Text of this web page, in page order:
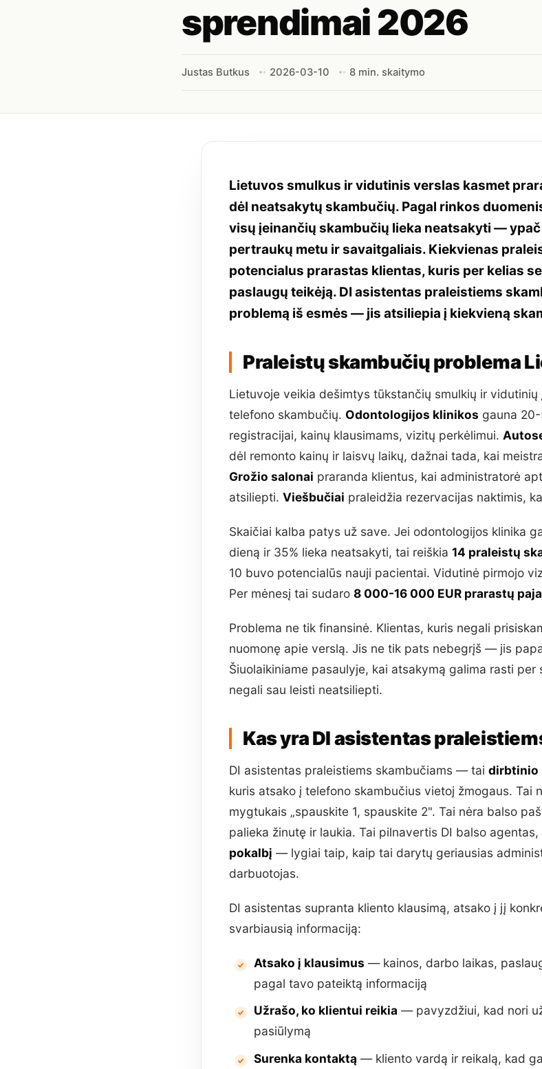
sprendimai 2026
Justas Butkus 2026-03-10 8 min. skaitymo
Lietuvos smulkus ir vidutinis verslas kasmet
dėl neatsakytų skambučių. Pagal rinkos
visų įeinančių skambučių lieka neatsakyti —
pertraukų metu ir savaitgaliais. Kiekvienas
potencialus prarastas klientas, kuris per kelias
paslaugų teikėją. DI asistentas praleistiems
problemą iš esmės — jis atsiliepia į kiekvieną
Praleistų skambučių problema
Lietuvoje veikia dešimtys tūkstančių smulkių ir vidutinių
telefono skambučių. Odontologijos klinikos gauna
registracijai, kainų klausimams, vizitų perkėlimui.
dėl remonto kainų ir laisvų laikų, dažnai tada, kai
Grožio salonai praranda klientus, kai administratorė
atsiliepti. Viešbučiai praleidžia rezervacijas naktimis,
Skaičiai kalba patys už save. Jei odontologijos klinika
dieną ir 35% lieka neatsakyti, tai reiškia 14 praleistų
10 buvo potencialūs nauji pacientai. Vidutinė pirmojo
Per mėnesį tai sudaro 8 000-16 000 EUR prarastų
Problema ne tik finansinė. Klientas, kuris negali
nuomonę apie verslą. Jis ne tik pats nebegrįš — jis
Šiuolaikiniame pasaulyje, kai atsakymą galima rasti per
negali sau leisti neatsiliepti.
Kas yra DI asistentas
DI asistentas praleistiems skambučiams — tai dirbtinio
kuris atsako į telefono skambučius vietoj žmogaus. Tai
mygtukais „spauskite 1, spauskite 2". Tai nėra balso
palieka žinutę ir laukia. Tai pilnavertis DI balso
pokalbį — lygiai taip, kaip tai darytų geriausias
darbuotojas.
DI asistentas supranta kliento klausimą, atsako į jį
svarbiausią informaciją:
Atsako į klausimus — kainos, darbo laikas,
pagal tavo pateiktą informaciją
Užrašo, ko klientui reikia — pavyzdžiui, kad nori
pasiūlymą
Surenka kontaktą — kliento vardą ir reikalą, kad